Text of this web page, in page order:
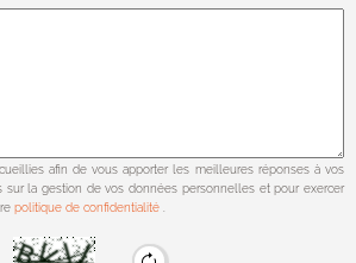
afin de vous apporter les meilleures réponses à vos
sur la gestion de vos données personnelles et pour exercer
politique de confidentialité